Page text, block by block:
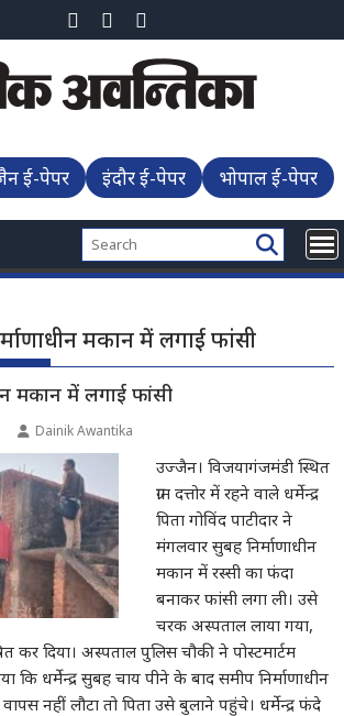
ई-पेपर इंदौर ई-पेपर भोपाल ई-पेपर
मकान में लगाई फांसी
मकान में लगाई फांसी
Dainik Awantika
उज्जैन। विजयागंजमंडी स्थित
ग्राम दत्तोर में रहने वाले धर्मेन्द्र
पिता गोविंद पाटीदार ने
मंगलवार सुबह निर्माणाधीन
मकान में रस्सी का फंदा
बनाकर फांसी लगा ली। उसे
चरक अस्पताल लाया गया,
कर दिया। अस्पताल पुलिस चौकी ने पोस्टमार्टम
कि धर्मेन्द्र सुबह चाय पीने के बाद समीप निर्माणाधीन
नहीं लौटा तो पिता उसे बुलाने पहुंचे। धर्मेन्द्र फंदे